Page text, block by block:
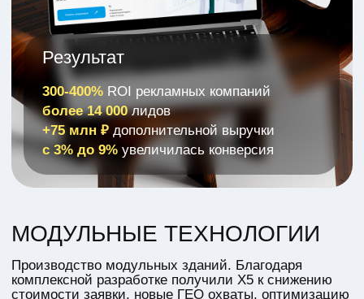
ЗАПЛАНИРОВАТЬ АУДИТ
НАМ ДОВЕРЯЮТ ЛИДЕРЫ РЫНКА